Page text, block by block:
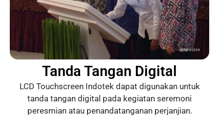
Tanda Tangan Digital
LCD Touchscreen Indotek dapat digunakan untuk
tanda tangan digital pada kegiatan seremoni
peresmian atau penandatanganan perjanjian.